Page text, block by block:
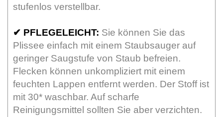
stufenlos verstellbar.
✔ PFLEGELEICHT: Sie können Sie das
Plissee einfach mit einem Staubsauger auf
geringer Saugstufe von Staub befreien.
Flecken können unkompliziert mit einem
feuchten Lappen entfernt werden. Der Stoff ist
mit 30* waschbar. Auf scharfe
Reinigungsmittel sollten Sie aber verzichten.